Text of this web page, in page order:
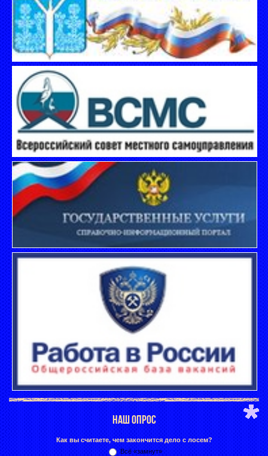
НАШ ОПРОС
Как вы считаете, чем закончится дело с лосем?
Всё «замнут»